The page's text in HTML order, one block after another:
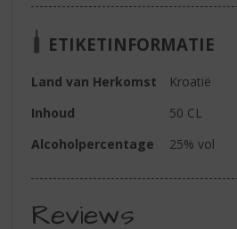
ETIKETINFORMATIE
Land van Herkomst
Kroatië
Inhoud
50 CL
Alcoholpercentage
25% vol
Reviews